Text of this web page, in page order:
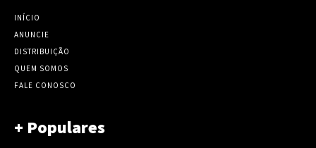
INÍCIO
ANUNCIE
DISTRIBUIÇÃO
QUEM SOMOS
FALE CONOSCO
+ Populares